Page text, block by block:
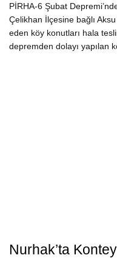
PİRHA-6 Şubat Depremi’nde
Çelikhan İlçesine bağlı
eden köy konutları hala
depremden dolayı yapılan
Nurhak’ta